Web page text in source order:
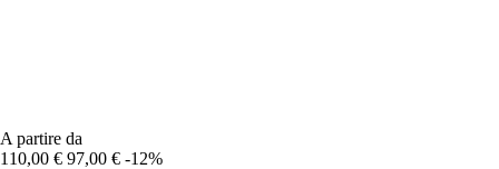
A partire da
110,00 € 97,00 € -12%